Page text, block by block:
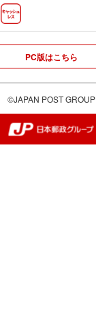
ATM時間外
PC版はこちら
©JAPAN POST GROUP